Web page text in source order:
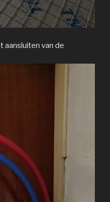
aansluiten van de